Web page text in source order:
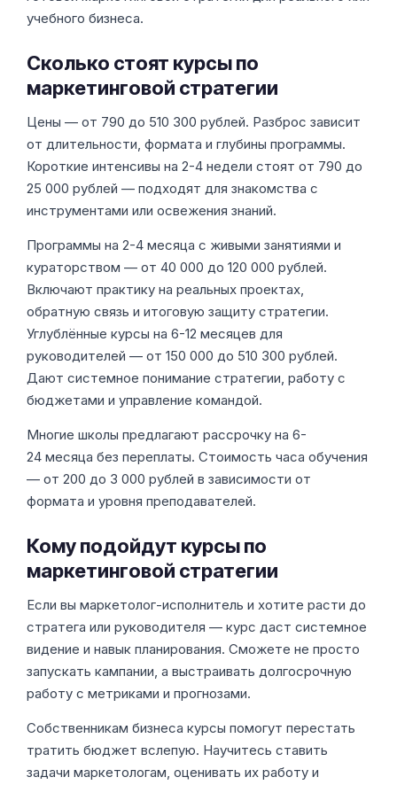
учебного бизнеса.
Сколько стоят курсы по
маркетинговой стратегии
Цены — от 790 до 510 300 рублей. Разброс зависит
от длительности, формата и глубины программы.
Короткие интенсивы на 2-4 недели стоят от 790 до
25 000 рублей — подходят для знакомства с
инструментами или освежения знаний.
Программы на 2-4 месяца с живыми занятиями и
кураторством — от 40 000 до 120 000 рублей.
Включают практику на реальных проектах,
обратную связь и итоговую защиту стратегии.
Углублённые курсы на 6-12 месяцев для
руководителей — от 150 000 до 510 300 рублей.
Дают системное понимание стратегии, работу с
бюджетами и управление командой.
Многие школы предлагают рассрочку на 6-
24 месяца без переплаты. Стоимость часа обучения
— от 200 до 3 000 рублей в зависимости от
формата и уровня преподавателей.
Кому подойдут курсы по
маркетинговой стратегии
Если вы маркетолог-исполнитель и хотите расти до
стратега или руководителя — курс даст системное
видение и навык планирования. Сможете не просто
запускать кампании, а выстраивать долгосрочную
работу с метриками и прогнозами.
Собственникам бизнеса курсы помогут перестать
тратить бюджет вслепую. Научитесь ставить
задачи маркетологам, оценивать их работу и